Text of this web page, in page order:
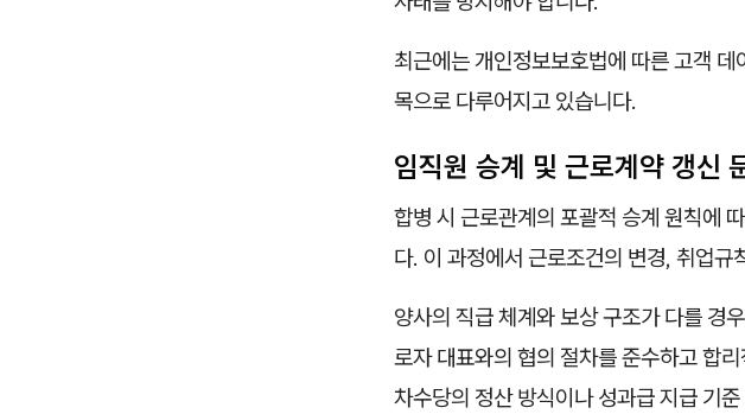
최근에는 개인정보보호법에 따른 고객
목으로 다루어지고 있습니다.
임직원 승계 및 근로계약 갱신
합병 시 근로관계의 포괄적 승계 원칙에
다. 이 과정에서 근로조건의 변경, 취업
양사의 직급 체계와 보상 구조가 다를 경
로자 대표와의 협의 절차를 준수하고 합
차수당의 정산 방식이나 성과급 지급 기